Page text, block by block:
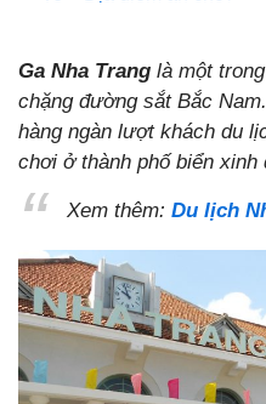
Ga Nha Trang là một
chặng đường sắt Bắc
hàng ngàn lượt khách du
chơi ở thành phố biển xinh
Xem thêm: Du lịch